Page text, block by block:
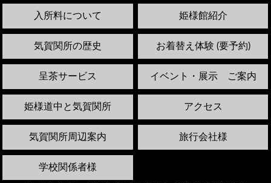
入所料について 姫様館紹介
気賀関所の歴史 お着替え体験 (要予約)
呈茶サービス イベント・展示 ご案内
姫様道中と気賀関所 アクセス
気賀関所周辺案内 旅行会社様
学校関係者様